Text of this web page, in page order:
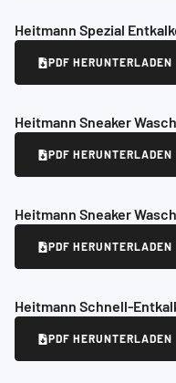
Heitmann Spezial
PDF HERUNTERLADEN
Heitmann Sneaker
PDF HERUNTERLADEN
Heitmann Sneaker
PDF HERUNTERLADEN
Heitmann Schnell-
PDF HERUNTERLADEN